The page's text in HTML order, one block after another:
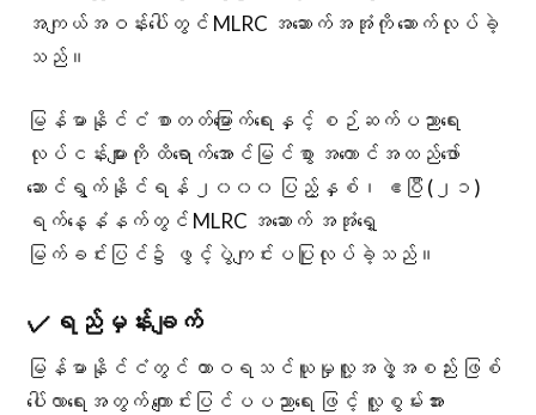
အကျယ်အဝန်းပေါ်တွင် MLRC အဆောက်အအုံကို ဆောက်လုပ်ခဲ့
သည်။
မြန်မာနိုင်ငံ စာတတ်မြောက်ရေးနှင့် စဉ်ဆက်ပညာရေး
လုပ်ငန်းများကို ထိရောက်အောင်မြင်စွာ အကောင်အထည်ဖော်
ဆောင်ရွက်နိုင်ရန် ၂၀၀၀ ပြည့်နှစ်၊ ဧပြီ (၂၁)
ရက်နေ့နံနက်တွင် MLRC အဆောက် အအုံရှေ့
မြက်ခင်းပြင်၌ ဖွင့်ပွဲကျင်းပပြုလုပ်ခဲ့သည်။
✓ ရည်မှန်းချက်
မြန်မာနိုင်ငံတွင် ထာဝရသင်ယူမှုလူ့အဖွဲ့အစည်း ဖြစ်
ပေါ်လာရေးအတွက် ကျောင်းပြင်ပပညာရေး ဖြင့် လူ့စွမ်းအား